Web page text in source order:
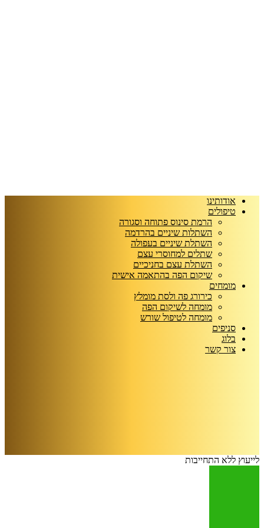
אודותינו
טיפולים
הרמת סינוס פתוחה וסגורה
השתלות שיניים בהרדמה
השתלת שיניים בעפולה
שתלים למחוסרי עצם
השתלת עצם בחניכיים
שיקום הפה בהתאמה אישית
מומחים
כירורג פה ולסת מומלץ
מומחה לשיקום הפה
מומחה לטיפול שורש
סניפים
בלוג
צור קשר
לייעוץ ללא התחייבות